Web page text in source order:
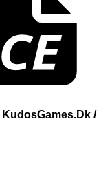
KudosGames.Dk /